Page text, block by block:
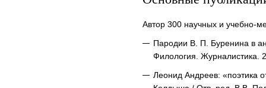
Автор 300 научных и учебно-
Пародии В. П. Буренина в
Филология.
Леонид Андреев: «поэтика